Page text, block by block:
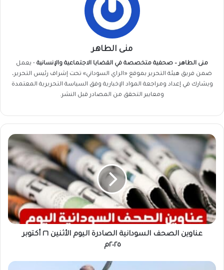
منى الطاهر
منى الطاهر – صحفية متخصصة في القضايا الاجتماعية والإنسانية - يعمل
ضمن فريق هيئة التحرير بموقع «الراي السوداني» تحت إشراف رئيس التحرير،
ويشارك في إعداد ومراجعة المواد الإخبارية وفق السياسة التحريرية المعتمدة
ومعايير التحقق من المصادر قبل النشر.
عناوين
الصحف
السودانية
الصادرة
اليوم
الأثنين
٢٦
أكتوبر
٢٠٢٥م
عناوين الصحف السودانية الصادرة اليوم الأثنين ٢٦ أكتوبر
٢٠٢٥م
سقوط